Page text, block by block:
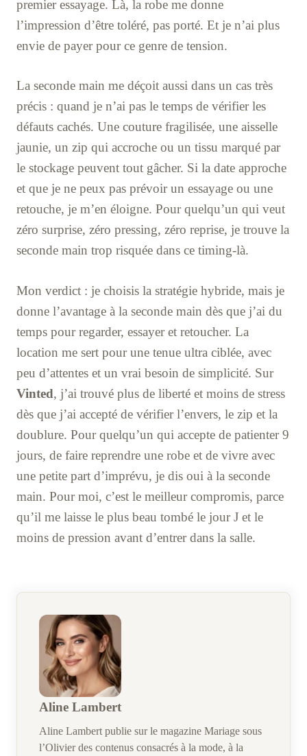
premier essayage. Là, la robe me donne
l’impression d’être toléré, pas porté. Et je n’ai plus
envie de payer pour ce genre de tension.
La seconde main me déçoit aussi dans un cas très
précis : quand je n’ai pas le temps de vérifier les
défauts cachés. Une couture fragilisée, une aisselle
jaunie, un zip qui accroche ou un tissu marqué par
le stockage peuvent tout gâcher. Si la date approche
et que je ne peux pas prévoir un essayage ou une
retouche, je m’en éloigne. Pour quelqu’un qui veut
zéro surprise, zéro pressing, zéro reprise, je trouve la
seconde main trop risquée dans ce timing-là.
Mon verdict : je choisis la stratégie hybride, mais je
donne l’avantage à la seconde main dès que j’ai du
temps pour regarder, essayer et retoucher. La
location me sert pour une tenue ultra ciblée, avec
peu d’attentes et un vrai besoin de simplicité. Sur
Vinted, j’ai trouvé plus de liberté et moins de stress
dès que j’ai accepté de vérifier l’envers, le zip et la
doublure. Pour quelqu’un qui accepte de patienter 9
jours, de faire reprendre une robe et de vivre avec
une petite part d’imprévu, je dis oui à la seconde
main. Pour moi, c’est le meilleur compromis, parce
qu’il me laisse le plus beau tombé le jour J et le
moins de pression avant d’entrer dans la salle.
Aline Lambert
Aline Lambert publie sur le magazine Mariage sous
l’Olivier des contenus consacrés à la mode, à la